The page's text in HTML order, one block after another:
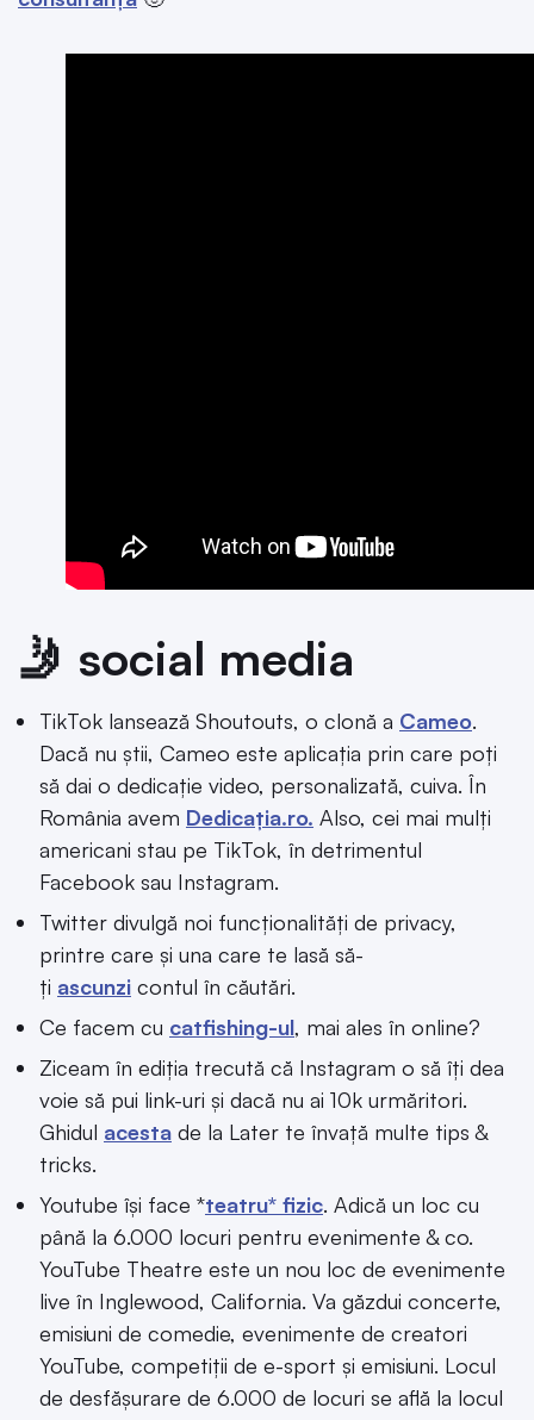
🤳 social media
TikTok lansează Shoutouts, o clonă a Cameo.
Dacă nu știi, Cameo este aplicația prin care poți
să dai o dedicație video, personalizată, cuiva. În
România avem Dedicația.ro. Also, cei mai mulți
americani stau pe TikTok, în detrimentul
Facebook sau Instagram.
Twitter divulgă noi funcționalități de privacy,
printre care și una care te lasă să-
ți ascunzi contul în căutări.
Ce facem cu catfishing-ul, mai ales în online?
Ziceam în ediția trecută că Instagram o să îți dea
voie să pui link-uri și dacă nu ai 10k urmăritori.
Ghidul acesta de la Later te învață multe tips &
tricks.
Youtube își face *teatru* fizic. Adică un loc cu
până la 6.000 locuri pentru evenimente & co.
YouTube Theatre este un nou loc de evenimente
live în Inglewood, California. Va găzdui concerte,
emisiuni de comedie, evenimente de creatori
YouTube, competiții de e-sport și emisiuni. Locul
de desfășurare de 6.000 de locuri se află la locul